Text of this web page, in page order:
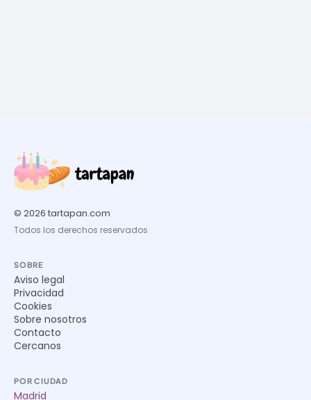
© 2026 tartapan.com
Todos los derechos reservados
SOBRE
Aviso legal
Privacidad
Cookies
Sobre nosotros
Contacto
Cercanos
POR CIUDAD
Madrid